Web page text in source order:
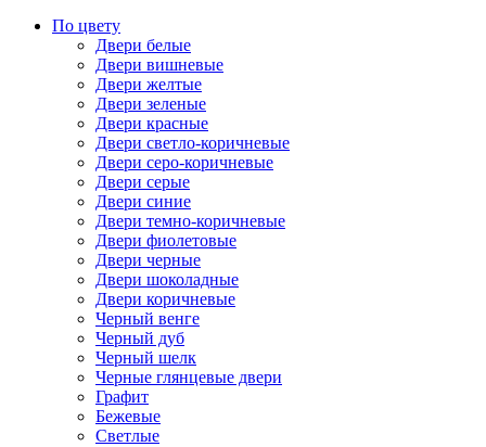
По цвету
Двери белые
Двери вишневые
Двери желтые
Двери зеленые
Двери красные
Двери светло-коричневые
Двери серо-коричневые
Двери серые
Двери синие
Двери темно-коричневые
Двери фиолетовые
Двери черные
Двери шоколадные
Двери коричневые
Черный венге
Черный дуб
Черный шелк
Черные глянцевые двери
Графит
Бежевые
Светлые